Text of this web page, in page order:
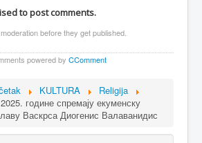
to post comments.
before they get published.
powered by CComment
KULTURA
Religija
године спремају екуменску
Васкрса Диогенис Валаванидис